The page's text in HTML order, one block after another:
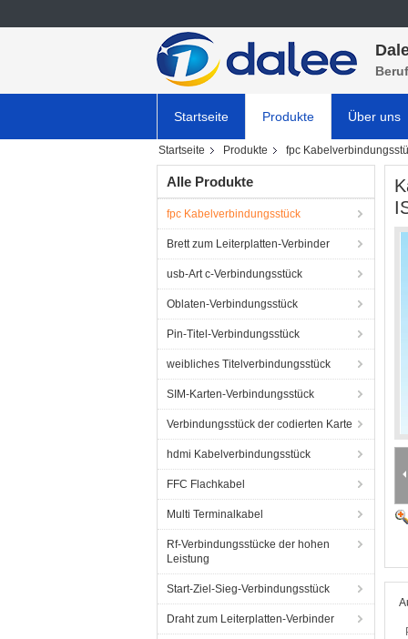
Startseite Produkte Über uns
Startseite Produkte fpc
Alle Produkte
fpc Kabelverbindungsstück
Brett zum Leiterplatten-Verbinder
usb-Art c-Verbindungsstück
Oblaten-Verbindungsstück
Pin-Titel-Verbindungsstück
weibliches Titelverbindungsstück
SIM-Karten-Verbindungsstück
Verbindungsstück der codierten Karte
hdmi Kabelverbindungsstück
FFC Flachkabel
Multi Terminalkabel
Rf-Verbindungsstücke der hohen
Leistung
Start-Ziel-Sieg-Verbindungsstück
Draht zum Leiterplatten-Verbinder